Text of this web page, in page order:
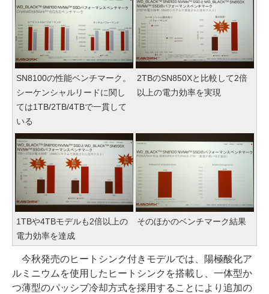
SN8100の性能ベンチマーク。
シーケンシャルリードに関し
ては1TB/2TB/4TBで一貫して
いる
2TBのSN850Xと比較して2倍
以上の電力効率を実現
1TBや4TBモデルも2倍以上の
電力効率を達成
そのほかのベンチマーク結果
今秋発売のヒートシンク付きモデルでは、陽極酸化ア
ルミニウムを使用したヒートシンクを搭載し、一体型か
つ薄型のパッシブ冷却方式を採用することにより追加の